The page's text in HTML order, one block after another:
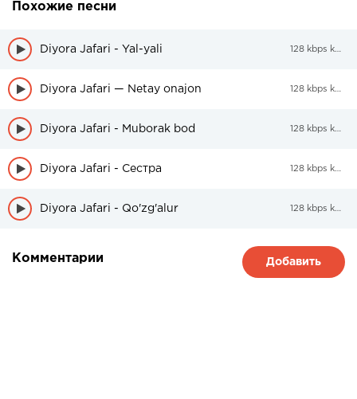
Похожие песни
Diyora Jafari - Yal-yali 128 kbps kbps
Diyora Jafari — Netay onajon 128 kbps kbps
Diyora Jafari - Muborak bod 128 kbps kbps
Diyora Jafari - Сестра 128 kbps kbps
Diyora Jafari - Qo'zg'alur 128 kbps kbps
Комментарии Добавить